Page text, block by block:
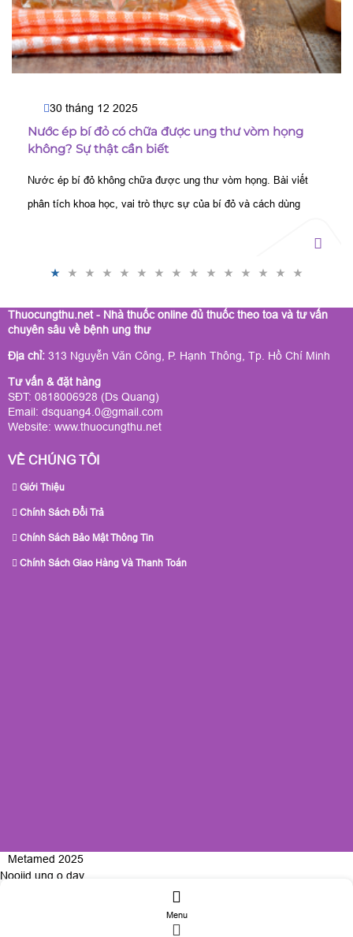
30 tháng 12 2025
Nước ép bí đỏ có chữa được ung thư vòm họng
không? Sự thật cần biết
Nước ép bí đỏ không chữa được ung thư vòm họng. Bài viết
phân tích khoa học, vai trò thực sự của bí đỏ và cách dùng
Thuocungthu.net - Nhà thuốc online đủ thuốc theo toa và tư vấn
chuyên sâu về bệnh ung thư
Địa chỉ: 313 Nguyễn Văn Công, P. Hạnh Thông, Tp. Hồ Chí Minh
Tư vấn & đặt hàng
SĐT: 0818006928 (Ds Quang)
Email: dsquang4.0@gmail.com
Website: www.thuocungthu.net
VỀ CHÚNG TÔI
Giới Thiệu
Chính Sách Đổi Trả
Chính Sách Bảo Mật Thông Tin
Chính Sách Giao Hàng Và Thanh Toán
Metamed 2025
Menu
Nooijd ung o day